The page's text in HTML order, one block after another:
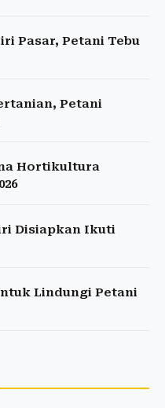
Pasar, Petani Tebu
Petani
Hortikultura
Disiapkan Ikuti
Lindungi Petani